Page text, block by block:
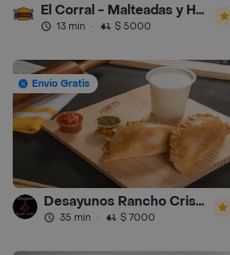
El Corral - Malteadas y Helados
13 min · $ 5000
Envío Gratis
Desayunos Rancho Cristal
35 min · $ 7000